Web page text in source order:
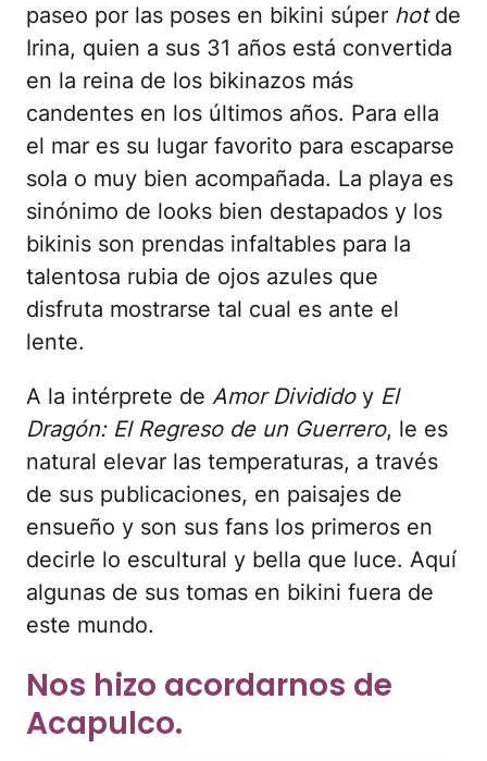
paseo por las poses en bikini súper hotde
Irina, quien a sus 31 años está convertida
en la reina de los bikinazos más
candentes en los últimos años. Para ella
el mar es su lugar favorito para escaparse
sola o muy bien acompañada. La playa es
sinónimo de looks bien destapados y los
bikinis son prendas infaltables para la
talentosa rubia de ojos azules que
disfruta mostrarse tal cual es ante el
lente.
A la intérprete de Amor Divididoy El
Dragón: El Regreso de un Guerrero, le es
natural elevar las temperaturas, a través
de sus publicaciones, en paisajes de
ensueño y son sus fans los primeros en
decirle lo escultural y bella que luce. Aquí
algunas de sus tomas en bikini fuera de
este mundo.
Nos hizo acordarnos de
Acapulco.